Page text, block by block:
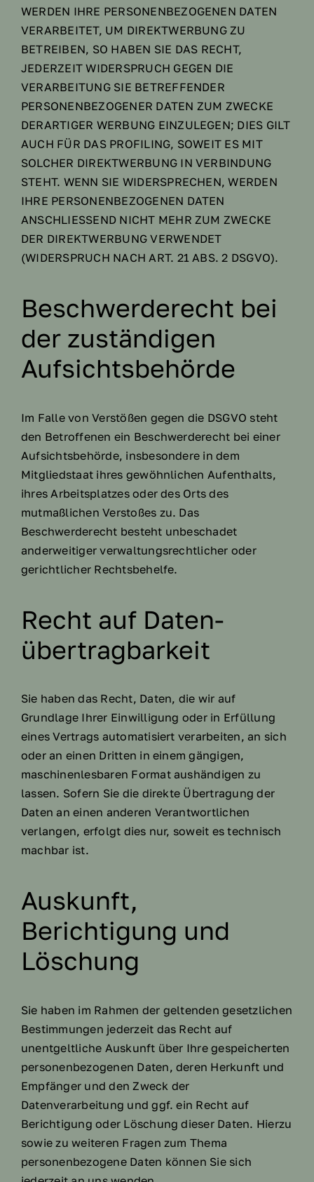
WERDEN IHRE PERSONENBEZOGENEN DATEN
VERARBEITET, UM DIREKTWERBUNG ZU
BETREIBEN, SO HABEN SIE DAS RECHT,
JEDERZEIT WIDERSPRUCH GEGEN DIE
VERARBEITUNG SIE BETREFFENDER
PERSONENBEZOGENER DATEN ZUM ZWECKE
DERARTIGER WERBUNG EINZULEGEN; DIES GILT
AUCH FÜR DAS PROFILING, SOWEIT ES MIT
SOLCHER DIREKTWERBUNG IN VERBINDUNG
STEHT. WENN SIE WIDERSPRECHEN, WERDEN
IHRE PERSONENBEZOGENEN DATEN
ANSCHLIESSEND NICHT MEHR ZUM ZWECKE
DER DIREKTWERBUNG VERWENDET
(WIDERSPRUCH NACH ART. 21 ABS. 2 DSGVO).
Beschwerde­recht bei
der zuständigen
Aufsichts­behörde
Im Falle von Verstößen gegen die DSGVO steht
den Betroffenen ein Beschwerderecht bei einer
Aufsichtsbehörde, insbesondere in dem
Mitgliedstaat ihres gewöhnlichen Aufenthalts,
ihres Arbeitsplatzes oder des Orts des
mutmaßlichen Verstoßes zu. Das
Beschwerderecht besteht unbeschadet
anderweitiger verwaltungsrechtlicher oder
gerichtlicher Rechtsbehelfe.
Recht auf Daten­
übertrag­barkeit
Sie haben das Recht, Daten, die wir auf
Grundlage Ihrer Einwilligung oder in Erfüllung
eines Vertrags automatisiert verarbeiten, an sich
oder an einen Dritten in einem gängigen,
maschinenlesbaren Format aushändigen zu
lassen. Sofern Sie die direkte Übertragung der
Daten an einen anderen Verantwortlichen
verlangen, erfolgt dies nur, soweit es technisch
machbar ist.
Auskunft,
Berichtigung und
Löschung
Sie haben im Rahmen der geltenden gesetzlichen
Bestimmungen jederzeit das Recht auf
unentgeltliche Auskunft über Ihre gespeicherten
personenbezogenen Daten, deren Herkunft und
Empfänger und den Zweck der
Datenverarbeitung und ggf. ein Recht auf
Berichtigung oder Löschung dieser Daten. Hierzu
sowie zu weiteren Fragen zum Thema
personenbezogene Daten können Sie sich